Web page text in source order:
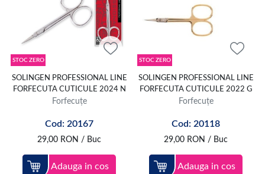
STOC ZERO
SOLINGEN PROFESSIONAL LINE
FORFECUTA CUTICULE 2024 N
Forfecuțe
Cod: 20167
29,00 RON / Buc
Adauga in cos
STOC ZERO
SOLINGEN PROFESSIONAL LINE
FORFECUTA CUTICULE 2022 G
Forfecuțe
Cod: 20118
29,00 RON / Buc
Adauga in cos